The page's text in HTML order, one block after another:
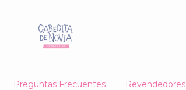
Preguntas Frecuentes Revendedores